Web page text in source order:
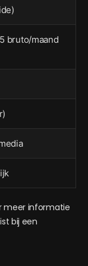
bruto/maand
meer informatie
bij een